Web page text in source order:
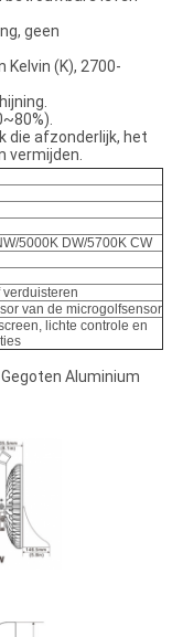
geen
Kelvin (K), 2700-
die afzonderlijk, het
vermijden.
5000K DW/5700K CW
van de microgolfsensor
lichte controle en
Aluminium